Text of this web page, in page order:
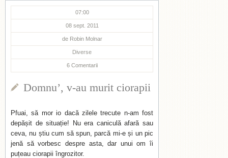
07:00
08 sept. 2011
de Robin Molnar
Diverse
6 Comentarii
Domnu’, v-au murit ciorapii
Pfuai, să mor io dacă zilele trecute n-am fost
depășit de situație! Nu era caniculă afară sau
ceva, nu știu cum să spun, parcă mi-e și un pic
jenă să vorbesc despre asta, dar unui om îi
puțeau ciorapii îngrozitor.